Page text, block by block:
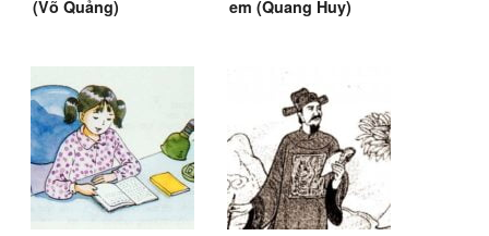
(Võ Quảng)
em (Quang Huy)